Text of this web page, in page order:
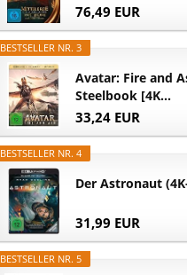
76,49 EUR
BESTSELLER NR. 3
Avatar: Fire and
Steelbook [4K...
33,24 EUR
BESTSELLER NR. 4
Der Astronaut
31,99 EUR
BESTSELLER NR. 5